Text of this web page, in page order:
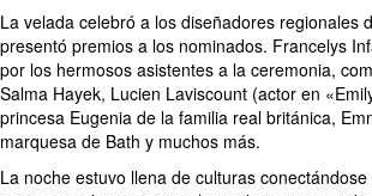
La velada celebró a los diseñadores regionales
presentó premios a los nominados. Francelys
por los hermosos asistentes a la ceremonia,
Salma Hayek, Lucien Laviscount (actor en
princesa Eugenia de la familia real británica,
marquesa de Bath y muchos más.
La noche estuvo llena de culturas